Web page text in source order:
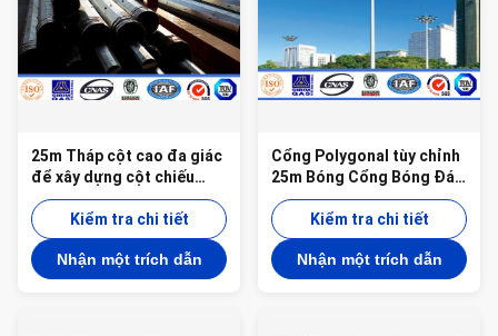
25m Tháp cột cao đa giác
để xây dựng cột chiếu
sáng cảng biển
Kiểm tra chi tiết
Nhận một trích dẫn
Cổng Polygonal tùy chỉnh
25m Bóng Cổng Bóng Đá
Cao Cột cho Cảng biển
Kiểm tra chi tiết
Nhận một trích dẫn